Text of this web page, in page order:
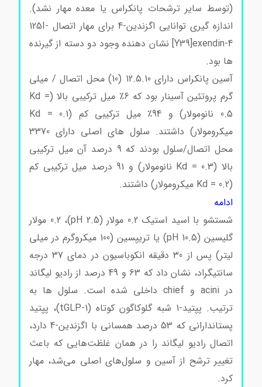
(توسط سایر ترشحات پانکراس یا معده مهار نشد).
اندازه گیری توانایی اگزندین-4 برای مهار اتصال 125I-
[Y39]exendin-4 نشان دهنده وجود دو دسته از گیرنده
ها بود.اگزندین-4 کد E7144
آسین پانکراس دارای 12.5.10 (10) محل اتصال / میلی
گرم پروتئین آسینار بود که 6٪ میل ترکیبی بالا (Kd =
0.5 نانومولار) و 94٪ میل ترکیبی کم (Kd = 0.1
میکرومولار) داشتند. سلول های اصلی دارای 3370
محل اتصال/سلول بودند که 9 درصد آن میل ترکیبی
بالا (Kd = 0.3 نانومولار) و 91 درصد میل ترکیبی کم
ادامه
شستشو با اسید استیک 0.2 مولار (pH 2.5)، 0.2 مولار
گلیسین (pH 10.5) یا تریپسین (100 میکروگرم در میلی
لیتر) پس از 30 دقیقه انکوباسیون در دمای 37 درجه
سانتیگراد، نشان داد که 63 و 49 درصد از رادیو لیگاند
در acini و chief داخلی شده است. سلول ها به
ترتیب. پپتید-1 شبه گلوکاگون کوتاه (tGLP-1)، پپتید
پستاندارانی که 53 درصد همسانی با اگزندین-4 دارد،
اتصال رادیو لیگاند را در همان غلظت‌هایی که باعث
تغییر ترشح از آسین و سلول‌های اصلی می‌شد، مهار
کرد.